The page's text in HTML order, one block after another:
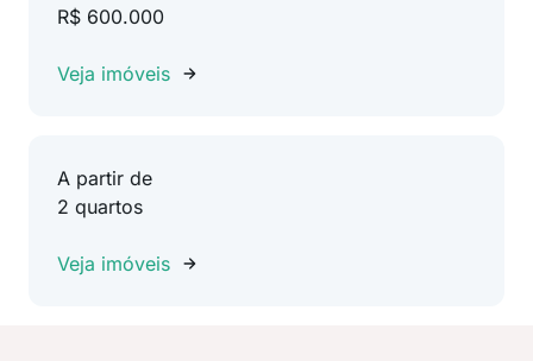
R$ 600.000
Veja imóveis
A partir de
2 quartos
Veja imóveis